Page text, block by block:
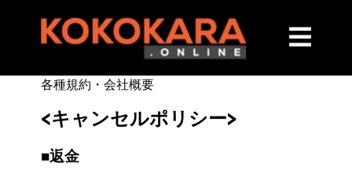
各種規約・会社概要
<キャンセルポリシー>
■返金